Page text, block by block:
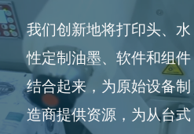
我们创新地将打印头、水
性定制油墨、软件和组件
结合起来，为原始设备制
造商提供资源，为从台式